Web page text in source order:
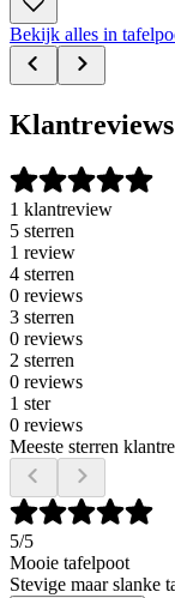
Bekijk alles in
Klantreviews
1 klantreview
5 sterren
1 review
4 sterren
0 reviews
3 sterren
0 reviews
2 sterren
0 reviews
1 ster
0 reviews
Meeste sterren
5/5
Mooie tafelpoot
Stevige maar slanke